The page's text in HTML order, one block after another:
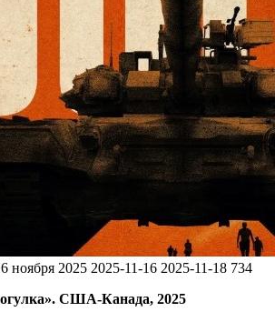
ноября 2025 2025-11-16 2025-11-18 734
США-Канада, 2025